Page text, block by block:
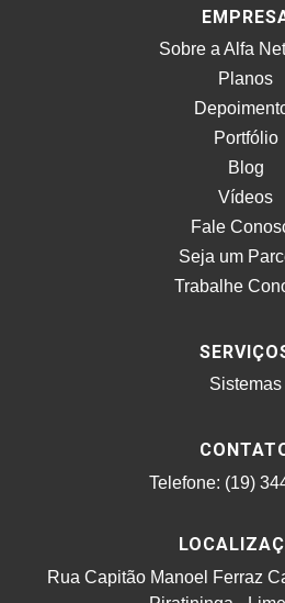
Sobre a Alfa
Planos
Portfólio
Blog
Vídeos
Fale
Seja um
Trabalhe
Sistemas
Telefone: (19)
Rua Capitão Manoel Ferraz